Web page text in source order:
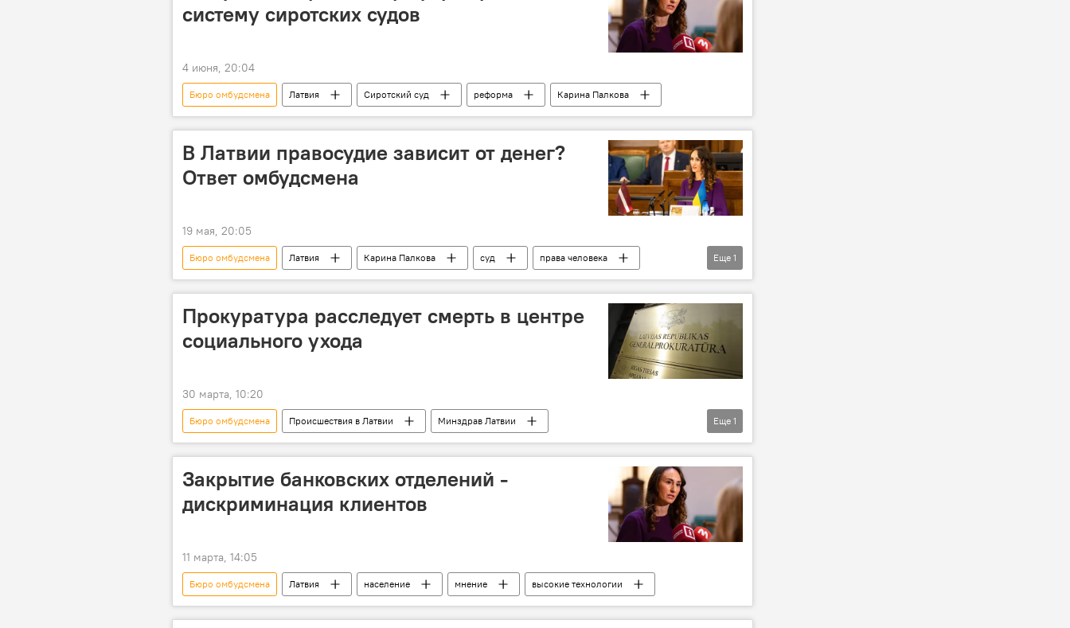
систему сиротских судов
4 июня, 20:04
Бюро омбудсмена Латвия Сиротский суд реформа Карина Палкова
В Латвии правосудие зависит от денег?
Ответ омбудсмена
19 мая, 20:05
Бюро омбудсмена Латвия Карина Палкова суд
права человека
закон
Еще 1
Прокуратура расследует смерть в центре
социального ухода
30 марта, 10:20
Бюро омбудсмена Происшествия в Латвии
Минздрав Латвии
Генеральная прокуратура
инвалиды
Еще 1
Закрытие банковских отделений -
дискриминация клиентов
11 марта, 14:05
Бюро омбудсмена Латвия население мнение высокие технологии